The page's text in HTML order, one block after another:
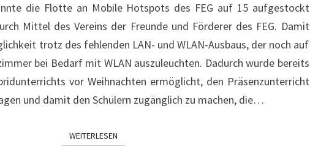
UNTERRICHTS
die Flotte an Mobile Hotspots des FEG auf 15 aufgestockt
Mittel des Vereins der Freunde und Förderer des FEG. Damit
trotz des fehlenden LAN- und WLAN-Ausbaus, der noch auf
bei Bedarf mit WLAN auszuleuchten. Dadurch wurde bereits
vor Weihnachten ermöglicht, den Präsenzunterricht
und damit den Schülern zugänglich zu machen, die…
WEITERLESEN